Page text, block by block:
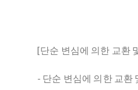
[단순 변심에 의한 교환
- 단순 변심에 의한 교환